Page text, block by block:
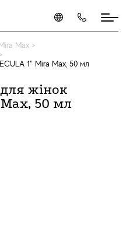
Max >
>
1” Mira Max, 50 мл
жінок
Max, 50 мл